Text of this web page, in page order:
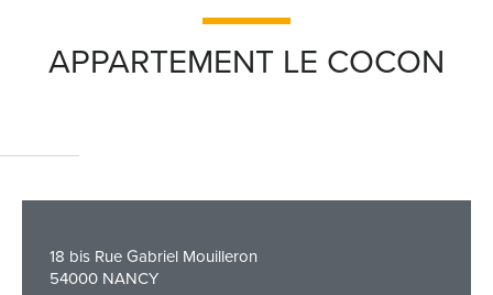
APPARTEMENT LE COCON
18 bis Rue Gabriel Mouilleron
54000 NANCY
Prénom*